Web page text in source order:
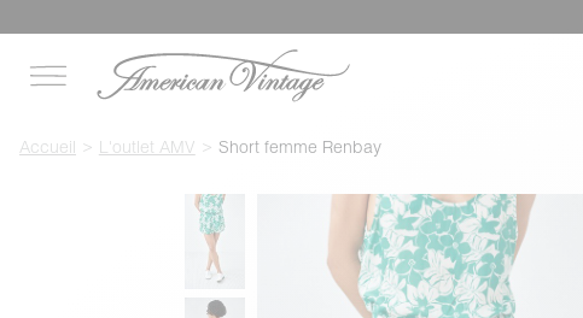
Accueil L'outlet AMV Short femme Renbay